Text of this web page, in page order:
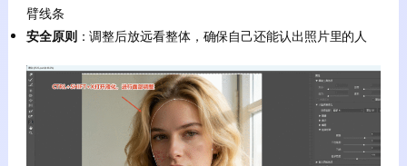
臂线条
安全原则：调整后放远看整体，确保自己还能认出照片里的人